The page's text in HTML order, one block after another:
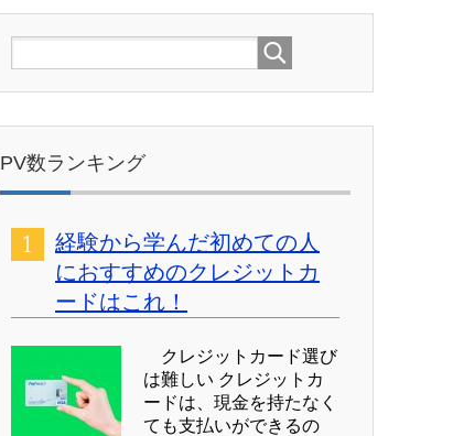
PV数ランキング
経験から学んだ初めての人
におすすめのクレジットカ
ードはこれ！
クレジットカード選び
は難しい クレジットカ
ードは、現金を持たなく
ても支払いができるの